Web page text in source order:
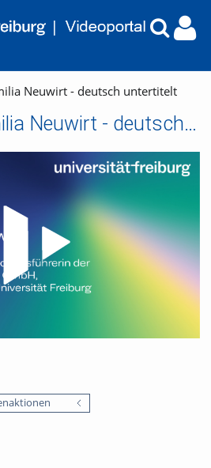
Neuwirt - deutsch untertitelt
ZEIT für X - Emilia Neuwirt - deutsch untertitelt